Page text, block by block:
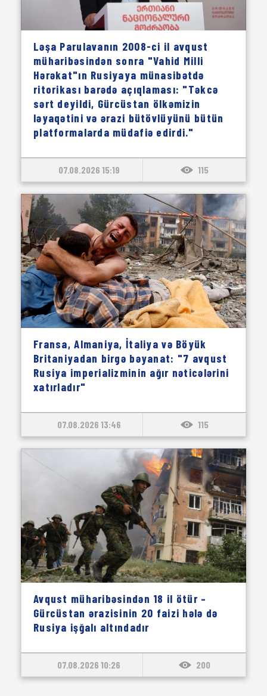
Ləşa Parulavanın 2008-ci il avqust
müharibəsindən sonra "Vahid Milli
Hərəkat"ın Rusiyaya münasibətdə
ritorikası barədə açıqlaması: "Təkcə
sərt deyildi, Gürcüstan ölkəmizin
ləyaqətini və ərazi bütövlüyünü bütün
platformalarda müdafiə edirdi."
07.08.2026 15:19 115
Fransa, Almaniya, İtaliya və Böyük
Britaniyadan birgə bəyanat: "7 avqust
Rusiya imperializminin ağır nəticələrini
xatırladır"
07.08.2026 13:46 115
Avqust müharibəsindən 18 il ötür –
Gürcüstan ərazisinin 20 faizi hələ də
Rusiya işğalı altındadır
07.08.2026 10:26 200